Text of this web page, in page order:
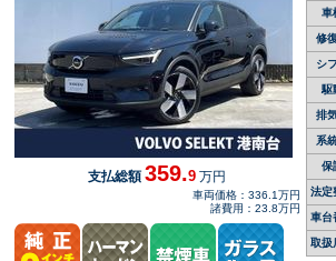
車
修
シ
駆
排
系
保
法定
車台
取扱
支払総額359.9 万円
車両価格：336.1万円
諸費用：23.8万円